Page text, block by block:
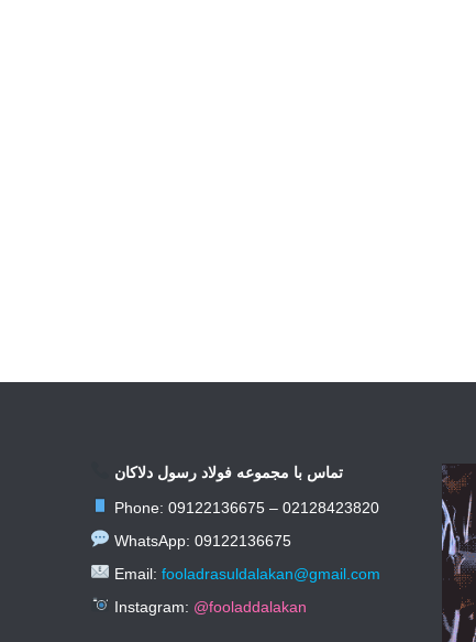
تماس با مجموعه فولاد رسول دلاکان
Phone: 09122136675 – 02128423820
WhatsApp: 09122136675
Email:fooladrasuldalakan@gmail.com
Instagram: @fooladdalakan